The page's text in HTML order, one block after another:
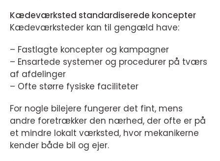
Kædeværksted standardiserede koncepter
Kædeværksteder kan til gengæld have:
– Fastlagte koncepter og kampagner
– Ensartede systemer og procedurer på tværs
af afdelinger
– Ofte større fysiske faciliteter
For nogle bilejere fungerer det fint, mens
andre foretrækker den nærhed, der ofte er på
et mindre lokalt værksted, hvor mekanikerne
kender både bil og ejer.